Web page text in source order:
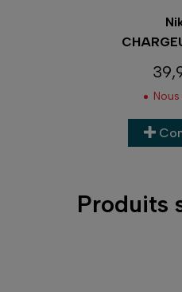
Produits